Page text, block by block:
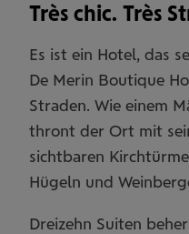
Très chic. Très
Es ist ein Hotel, das
De Merin Boutique
Straden. Wie einem
thront der Ort mit
sichtbaren
Hügeln und
Dreizehn Suiten